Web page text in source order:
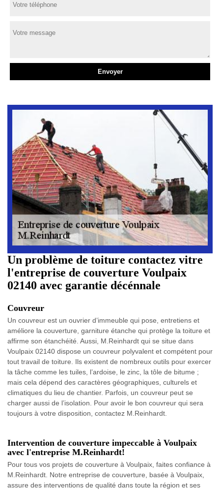
Un problème de toiture contactez vitre
l'entreprise de couverture Voulpaix
02140 avec garantie décénnale
Couvreur
Un couvreur est un ouvrier d’immeuble qui pose, entretiens et
améliore la couverture, garniture étanche qui protège la toiture et
affirme son étanchéité. Aussi, M.Reinhardt qui se situe dans
Voulpaix 02140 dispose un couvreur polyvalent et compétent pour
tout travail de toiture. Ils existent de nombreux outils pour exercer
la tâche comme les tuiles, l’ardoise, le zinc, la tôle de bitume ;
mais cela dépend des caractères géographiques, culturels et
climatiques du lieu de chantier. Parfois, un couvreur peut se
charger aussi de l’isolation. Pour avoir le bon couvreur qui sera
toujours à votre disposition, contactez M.Reinhardt.
Intervention de couverture impeccable à Voulpaix
avec l'entreprise M.Reinhardt!
Pour tous vos projets de couverture à Voulpaix, faites confiance à
M.Reinhardt. Notre entreprise de couverture, basée à Voulpaix,
assure des interventions de qualité dans toute la région et ses